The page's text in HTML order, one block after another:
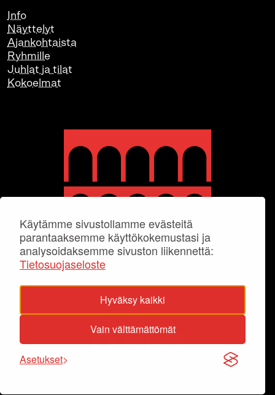
Käytämme sivustollamme evästeitä
parantaaksemme käyttökokemustasi ja
analysoidaksemme sivuston liikennettä:
Tietosuojaseloste
Hyväksy kaikki
Vain välttämättömät
Asetukset
Info
Näyttelyt
Ajankohtaista
Ryhmille
Juhlat ja tilat
Kokoelmat